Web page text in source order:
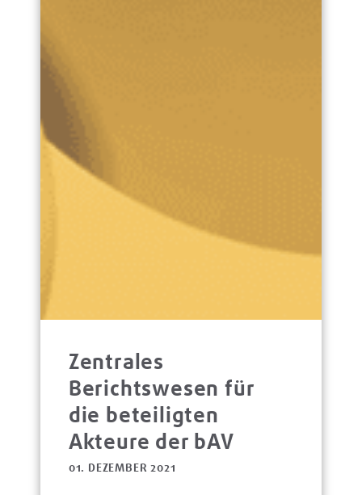
Zentrales
Berichtswesen für
die beteiligten
Akteure der bAV
01. DEZEMBER 2021